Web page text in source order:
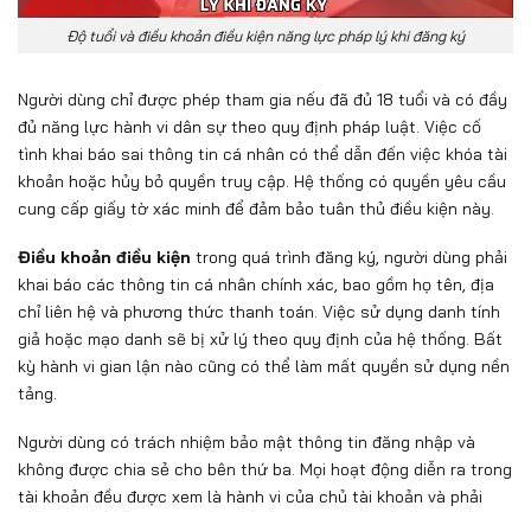
Độ tuổi và điều khoản điều kiện năng lực pháp lý khi đăng ký
Người dùng chỉ được phép tham gia nếu đã đủ 18 tuổi và có đầy
đủ năng lực hành vi dân sự theo quy định pháp luật. Việc cố
tình khai báo sai thông tin cá nhân có thể dẫn đến việc khóa tài
khoản hoặc hủy bỏ quyền truy cập. Hệ thống có quyền yêu cầu
cung cấp giấy tờ xác minh để đảm bảo tuân thủ điều kiện này.
Điều khoản điều kiện trong quá trình đăng ký, người dùng phải
khai báo các thông tin cá nhân chính xác, bao gồm họ tên, địa
chỉ liên hệ và phương thức thanh toán. Việc sử dụng danh tính
giả hoặc mạo danh sẽ bị xử lý theo quy định của hệ thống. Bất
kỳ hành vi gian lận nào cũng có thể làm mất quyền sử dụng nền
tảng.
Người dùng có trách nhiệm bảo mật thông tin đăng nhập và
không được chia sẻ cho bên thứ ba. Mọi hoạt động diễn ra trong
tài khoản đều được xem là hành vi của chủ tài khoản và phải